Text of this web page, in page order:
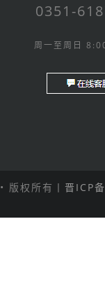
0351-
周一至周日
• 版权所有丨 晋ICP